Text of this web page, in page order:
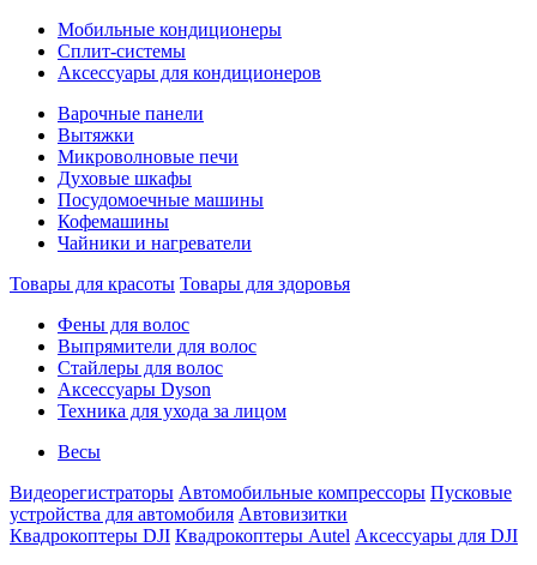
Мобильные кондиционеры
Сплит-системы
Аксессуары для кондиционеров
Варочные панели
Вытяжки
Микроволновые печи
Духовые шкафы
Посудомоечные машины
Кофемашины
Чайники и нагреватели
Товары для красоты Товары для здоровья
Фены для волос
Выпрямители для волос
Стайлеры для волос
Аксессуары Dyson
Техника для ухода за лицом
Весы
Видеорегистраторы Автомобильные компрессоры Пусковые
устройства для автомобиля Автовизитки
Квадрокоптеры DJI Квадрокоптеры Autel Аксессуары для DJI